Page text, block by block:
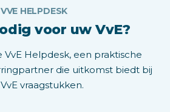
VVE HELPDESK
voor uw VvE?
VvE Helpdesk, een praktische
die uitkomst biedt bij
vraagstukken.